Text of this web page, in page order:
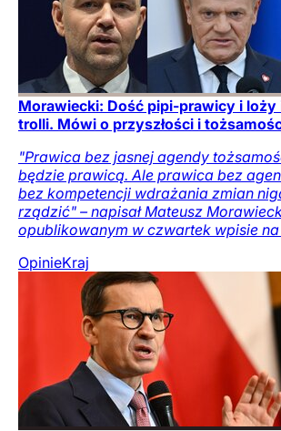
Morawiecki: Dość pipi-prawicy i
trolli. Mówi o przyszłości i
"Prawica bez jasnej agendy
będzie prawicą. Ale prawica bez
bez kompetencji wdrażania zmian
rządzić" – napisał Mateusz
opublikowanym w czwartek wpisie
OpinieKraj